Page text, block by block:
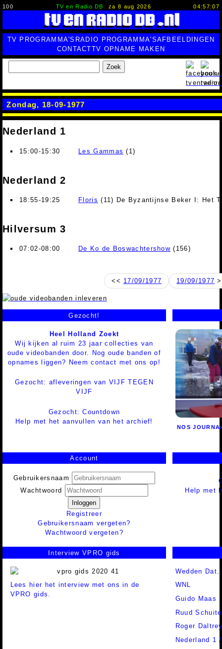
100 TV en Radio DB za 8 aug 2026 04:57:08
TV PROGRAMMA'S RADIO PROGRAMMA'SAFBEELDINGEN
CONTACTTV OPNAME MAKEN
Zoek
Zondag, 18-09-1977
Nederland 1
15:00-15:30 Les Gammas (1)
Nederland 2
18:55-19:25 Floris (11) De Byzantijnse Beker I: Het
Hilversum 3
07:02-08:00 De Ko de Boswachtershow (156)
<< 17/09/1977 19/09/1977
Gezocht!
Heel Holland Zoekt
Wij kijken al ruim 23 jaar collecties van
oude videobanden door. Nog oude banden of
opnames liggen? Neem contact met ons op!
Gezocht: afleveringen van VIJF TEGEN
VIJF
Gezocht: Countdown
Help met het aanvullen van het archief!
NOS
Account
Gebruikersnaam
Wachtwoord
Inloggen
Registreer
Gebruikersnaam vergeten?
Wachtwoord vergeten?
Help met
Interview VPRO gids
Lees hier het interview met ons in de
VPRO gids.
Wedden
WNL
Guido Maas
Ruud
Roger
Nederland 1